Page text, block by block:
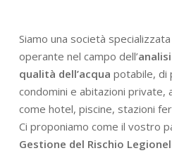
Siamo una società
operante nel campo dell’
qualità dell’acqua potabile, di
condomini e abitazioni
come hotel, piscine, stazioni
Ci proponiamo come il vostro
Gestione del Rischio